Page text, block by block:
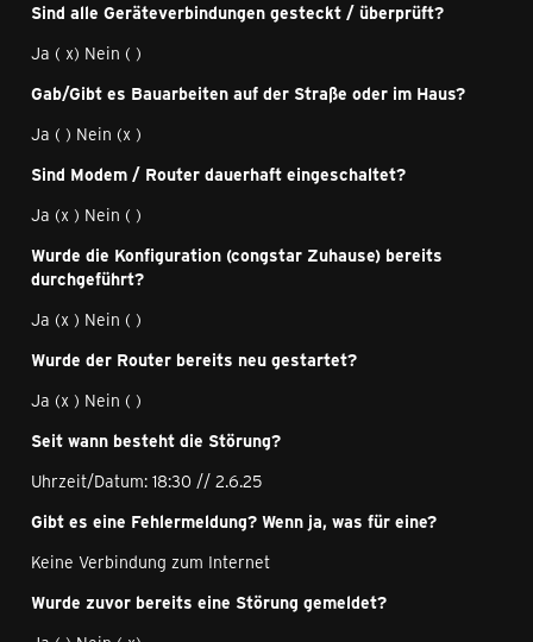
Sind alle Geräteverbindungen gesteckt / überprüft?
Ja ( x) Nein ( )
Gab/Gibt es Bauarbeiten auf der Straße oder im Haus?
Ja ( ) Nein (x )
Sind Modem / Router dauerhaft eingeschaltet?
Ja (x ) Nein ( )
Wurde die Konfiguration (congstar Zuhause) bereits
durchgeführt?
Ja (x ) Nein ( )
Wurde der Router bereits neu gestartet?
Ja (x ) Nein ( )
Seit wann besteht die Störung?
Uhrzeit/Datum: 18:30 // 2.6.25
Gibt es eine Fehlermeldung? Wenn ja, was für eine?
Keine Verbindung zum Internet
Wurde zuvor bereits eine Störung gemeldet?